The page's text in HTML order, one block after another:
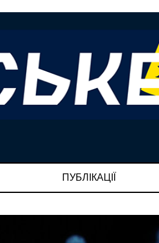
ПУБЛІКАЦІЇ